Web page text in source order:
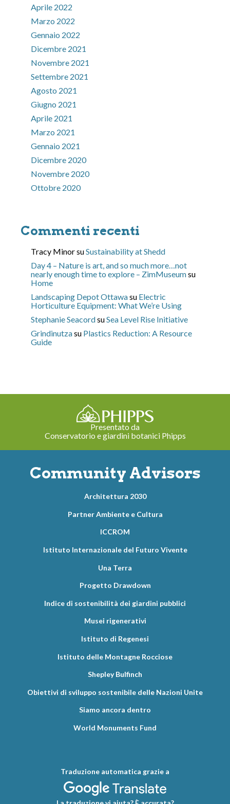
Aprile 2022
Marzo 2022
Gennaio 2022
Dicembre 2021
Novembre 2021
Settembre 2021
Agosto 2021
Giugno 2021
Aprile 2021
Marzo 2021
Gennaio 2021
Dicembre 2020
Novembre 2020
Ottobre 2020
Commenti recenti
Tracy MinorsuSustainability at Shedd
Day 4 – Nature is art, and so much more…not
nearly enough time to explore – ZimMuseumsu
Home
Landscaping Depot Ottawasu Electric
Horticulture Equipment: What We’re Using
Stephanie SeacordsuSea Level Rise Initiative
Grindinutzasu Plastics Reduction: A Resource
Guide
Presentato da
Conservatorio e giardini botanici Phipps
Community Advisors
Architettura 2030
Partner Ambiente e Cultura
ICCROM
Istituto Internazionale del Futuro Vivente
Una Terra
Progetto Drawdown
Indice di sostenibilità dei giardini pubblici
Musei rigenerativi
Istituto di Regenesi
Istituto delle Montagne Rocciose
Shepley Bulfinch
Obiettivi di sviluppo sostenibile delle Nazioni Unite
Siamo ancora dentro
World Monuments Fund
Traduzione automatica grazie a